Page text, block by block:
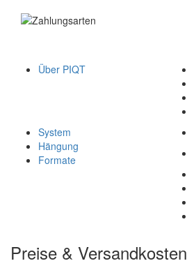
Über PIQT
System
Hängung
Formate
Preise & Versandkosten